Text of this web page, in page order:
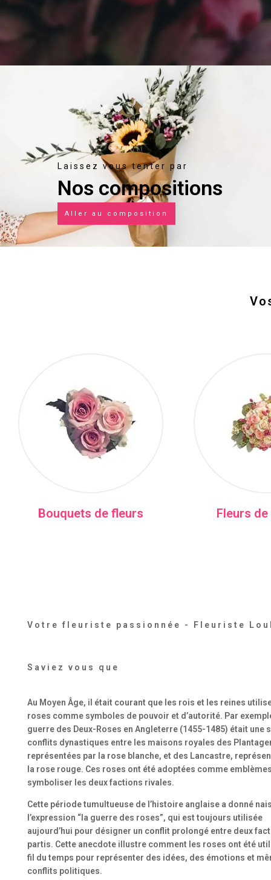
Laissez vous tenter par
Nos compositions
Aller au composition
Bouquets de fleurs Fleurs
Votre fleuriste passionnée - Fleuriste
Saviez vous que
Au Moyen Âge, il était courant que les rois et les reines
roses comme symboles de pouvoir et d’autorité. Par
guerre des Deux-Roses en Angleterre (1455-1485) était une
conflits dynastiques entre les maisons royales des
représentées par la rose blanche, et des Lancastre,
la rose rouge. Ces roses ont été adoptées comme
symboliser les deux factions rivales.
Cette période tumultueuse de l’histoire anglaise a donné
l’expression “la guerre des roses”, qui est toujours utilisée
aujourd’hui pour désigner un conflit prolongé entre deux
partis. Cette anecdote illustre comment les roses ont été
fil du temps pour représenter des idées, des émotions et
conflits politiques.